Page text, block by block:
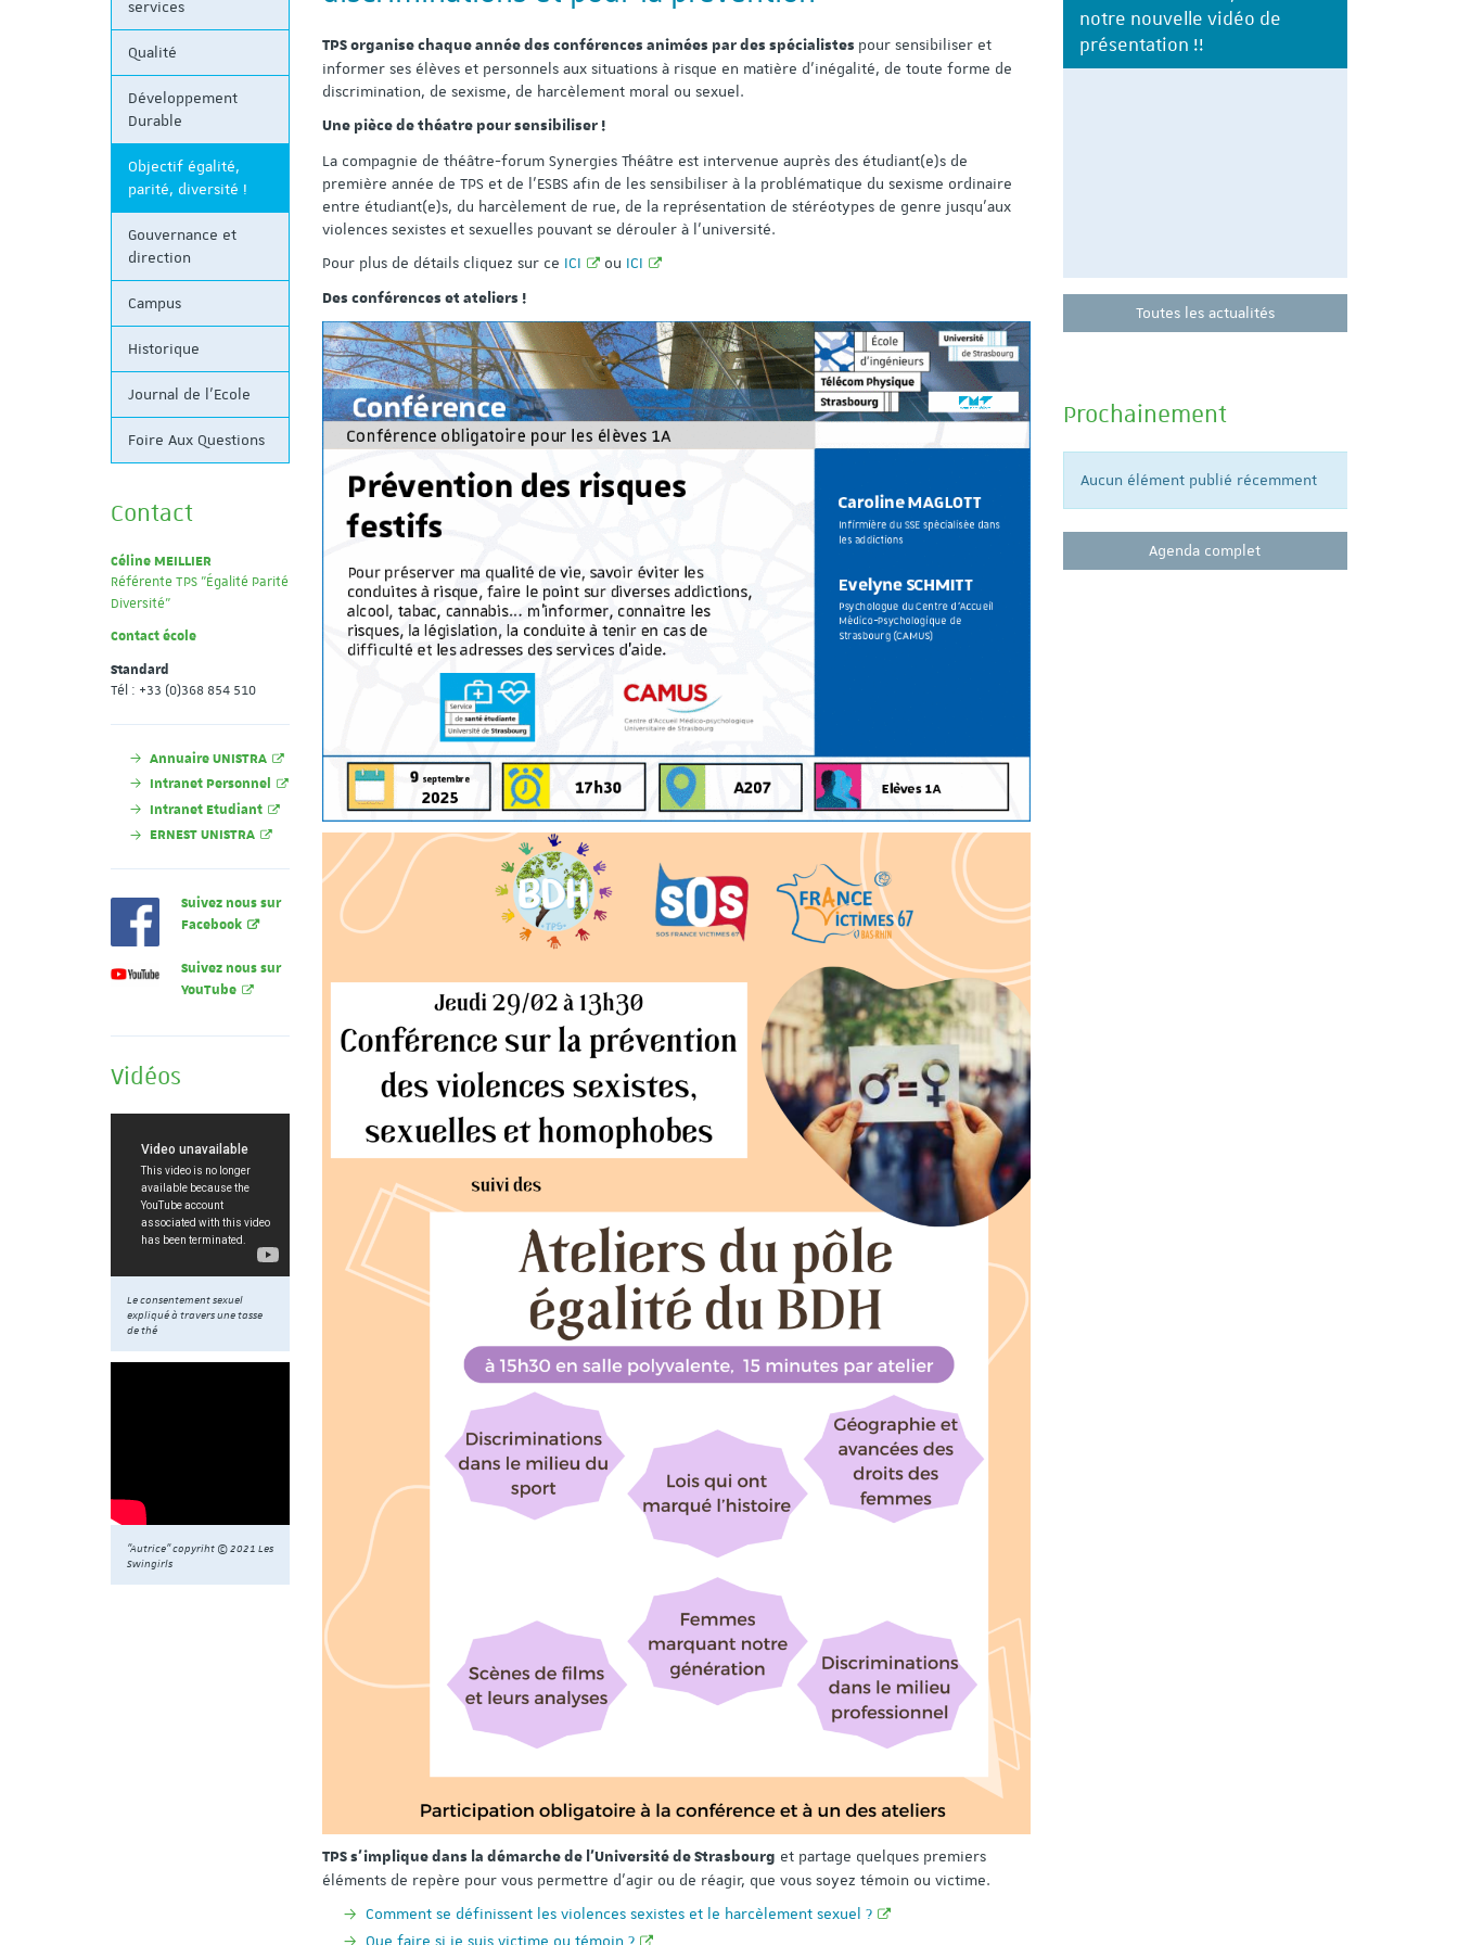
services
Qualité
Développement
Durable
Objectif égalité,
parité, diversité !
Gouvernance et
direction
Campus
Historique
Journal de l'Ecole
Foire Aux Questions
Contact
Céline MEILLIER
Référente TPS "Égalité Parité
Diversité"
Contact école
Standard
Tél : +33 (0)368 854 510
Annuaire UNISTRA
Intranet Personnel
Intranet Etudiant
ERNEST UNISTRA
Suivez nous sur
Facebook
Suivez nous sur
YouTube
Vidéos
Le consentement sexuel
expliqué à travers une tasse
de thé
"Autrice" copyriht © 2021 Les
Swingirls
TPS organise chaque année des conférences animées par des spécialistes pour sensibiliser et
informer ses élèves et personnels aux situations à risque en matière d'inégalité, de toute forme de
discrimination, de sexisme, de harcèlement moral ou sexuel.
Une pièce de théatre pour sensibiliser !
La compagnie de théâtre-forum Synergies Théâtre est intervenue auprès des étudiant(e)s de
première année de TPS et de l’ESBS afin de les sensibiliser à la problématique du sexisme ordinaire
entre étudiant(e)s, du harcèlement de rue, de la représentation de stéréotypes de genre jusqu’aux
violences sexistes et sexuelles pouvant se dérouler à l'université.
Pour plus de détails cliquez sur ce ICI ou ICI
Des conférences et ateliers !
TPS s'implique dans la démarche de l'Université de Strasbourg et partage quelques premiers
éléments de repère pour vous permettre d’agir ou de réagir, que vous soyez témoin ou victime.
Comment se définissent les violences sexistes et le harcèlement sexuel ?
Que faire si je suis victime ou témoin ?
(session synchronisée 2024)
Publication au 22 février 2024
présentation !!
Toutes les actualités
Prochainement
Aucun élément publié récemment
Agenda complet